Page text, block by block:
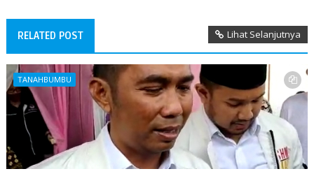
RELATED POST Lihat Selanjutnya
TANAHBUMBU